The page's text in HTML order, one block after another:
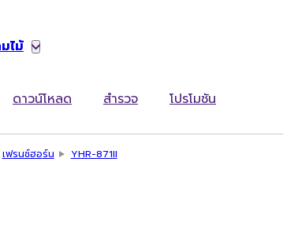
ไม้
ดาวน์โหลด สำรวจ โปรโมชัน
เฟรนช์ฮอร์น YHR-871II